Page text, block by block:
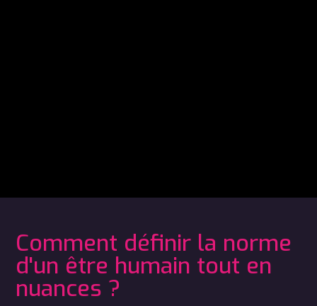
Comment définir la norme
d'un être humain tout en
nuances ?